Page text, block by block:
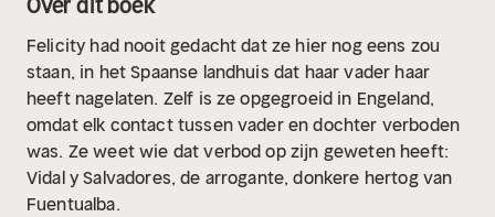
Felicity had nooit gedacht dat ze hier nog eens zou
staan, in het Spaanse landhuis dat haar vader haar
heeft nagelaten. Zelf is ze opgegroeid in Engeland,
omdat elk contact tussen vader en dochter verboden
was. Ze weet wie dat verbod op zijn geweten heeft:
Vidal y Salvadores, de arrogante, donkere hertog van
Fuentualba.